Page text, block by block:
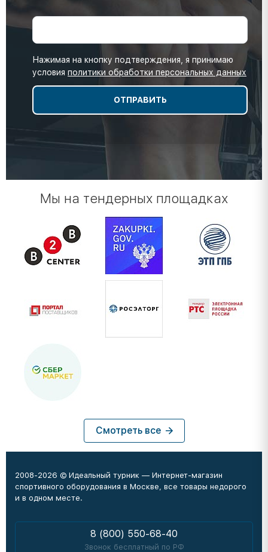
Нажимая на кнопку подтверждения, я принимаю
условия политики обработки персональных данных
Мы на тендерных площадках
Смотреть все
2008-2026 © Идеальный турник — Интернет-магазин
спортивного оборудования в Москве, все товары недорого
и в одном месте.
8 (800) 550-68-40
Звонок бесплатный по РФ